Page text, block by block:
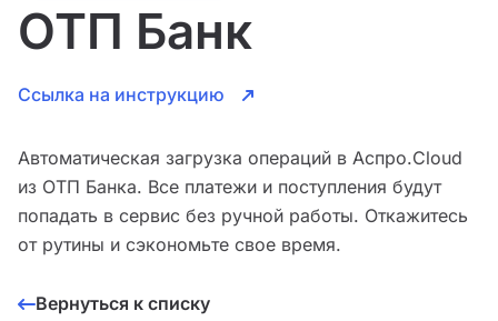
ОТП Банк
Ссылка на инструкцию
Автоматическая загрузка операций в Аспро.Cloud
из ОТП Банка. Все платежи и поступления будут
попадать в сервис без ручной работы. Откажитесь
от рутины и сэкономьте свое время.
Вернуться к списку